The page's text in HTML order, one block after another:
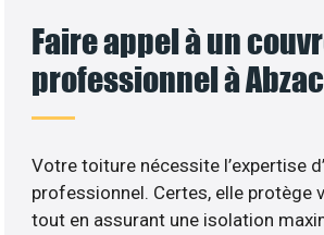
Faire appel à un
professionnel à
Votre toiture nécessite l’expertise
professionnel. Certes, elle protège
tout en assurant une isolation